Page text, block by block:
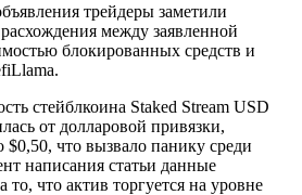
трейдеры заметили
между заявленной
блокированных средств и
стейблкоина Staked Stream USD
от долларовой привязки,
$0,50, что вызвало панику среди
написания статьи данные
что актив торгуется на уровне